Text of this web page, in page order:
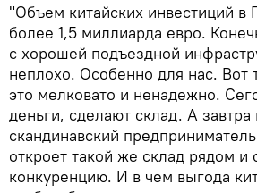
"Объем китайских инвестиций в
более 1,5 миллиарда евро.
с хорошей подъездной
неплохо. Особенно для нас. Вот
это мелковато и ненадежно.
деньги, сделают склад. А завтра
скандинавский
откроет такой же склад рядом и
конкуренцию. И в чем выгода